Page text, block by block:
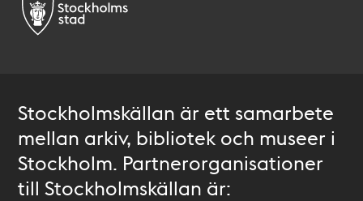
Stockholmskällan är ett samarbete
mellan arkiv, bibliotek och museer i
Stockholm. Partnerorganisationer
till Stockholmskällan är: